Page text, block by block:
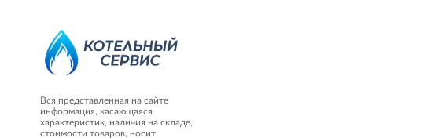
Вся представленная на сайте
информация, касающаяся
характеристик, наличия на складе,
стоимости товаров, носит